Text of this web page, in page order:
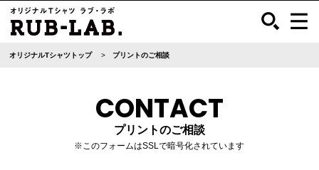
オリジナルTシャツトップ プリントのご相談
CONTACT
プリントのご相談
※このフォームはSSLで暗号化されています